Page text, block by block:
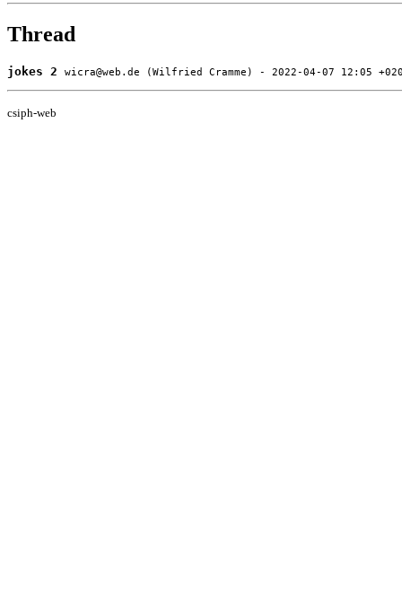
Thread
jokes 2 wicra@web.de (Wilfried Cramme) - 2022-04-07 12:05
csiph-web